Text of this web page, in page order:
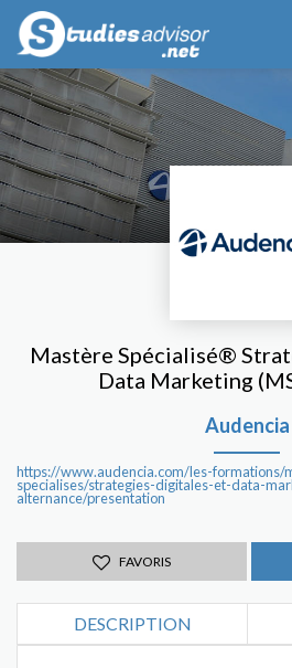
Mastère Spécialisé®
Data Marketing
Audencia
https://www.audencia.com/les-formations/
specialises/strategies-digitales-et-data-
alternance/presentation
FAVORIS
DESCRIPTION